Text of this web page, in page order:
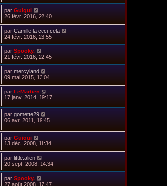
par Guigui
26 févr. 2016, 22:40
par Camille la ceci-cela
24 févr. 2016, 23:55
par Spooky.
21 févr. 2016, 22:45
par mercyland
09 mai 2015, 13:04
par LeMartien
17 janv. 2014, 19:17
par gomette29
06 avr. 2011, 19:45
par Guigui
13 déc. 2008, 11:34
par little.alien
20 sept. 2008, 14:34
par Spooky.
27 août 2008, 17:47